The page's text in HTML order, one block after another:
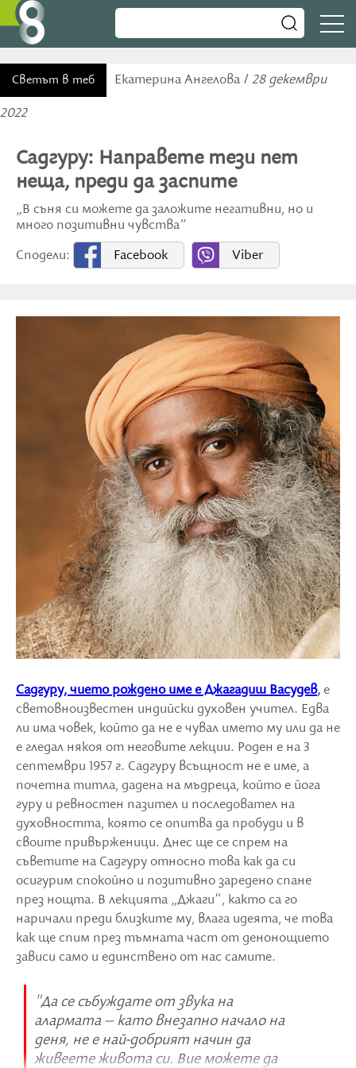
Светът в теб Екатерина Ангелова / 28 декември
2022
Садгуру: Направете тези пет
неща, преди да заспите
„В съня си можете да заложите негативни, но и
много позитивни чувства”
Сподели:
Facebook Viber
Садгуру, чието рождено име е Джагадиш Васудев, е
световноизвестен индийски духовен учител. Едва
ли има човек, който да не е чувал името му или да не
е гледал някоя от неговите лекции. Роден е на 3
септември 1957 г. Садгуру всъщност не е име, а
почетна титла, дадена на мъдреца, който е йога
гуру и ревностен пазител и последовател на
духовността, която се опитва да пробуди и в
своите привърженици. Днес ще се спрем на
съветите на Садгуру относно това как да си
осигурим спокойно и позитивно заредено спане
през нощта. В лекцията „Джаги“, както са го
наричали преди близките му, влага идеята, че това
как ще спим през тъмната част от денонощието
зависи само и единствено от нас самите.
"Да се събуждате от звука на
алармата – като внезапно начало на
деня, не е най-добрият начин да
живеете живота си. Вие можете да